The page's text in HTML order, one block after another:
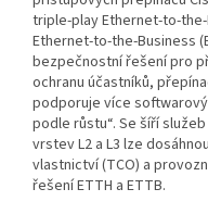
triple-play Ethernet-to-the-
Ethernet-to-the-Business
bezpečnostní řešení pro
ochranu účastníků,
podporuje více
podle růstu“. Se šíří
vrstev L2 a L3 lze
vlastnictví (TCO) a
řešení ETTH a ETTB.